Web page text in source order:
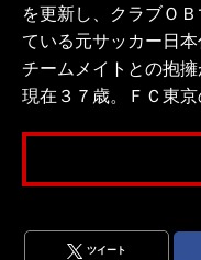
を更新し、クラブＯ
ている元サッカー日
チームメイトとの抱
現在３７歳。ＦＣ東
ツイート